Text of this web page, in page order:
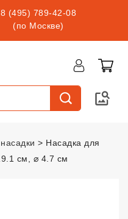
8 (495) 789-42-08
(по Москве)
Насадка для
см, ⌀ 4.7 см